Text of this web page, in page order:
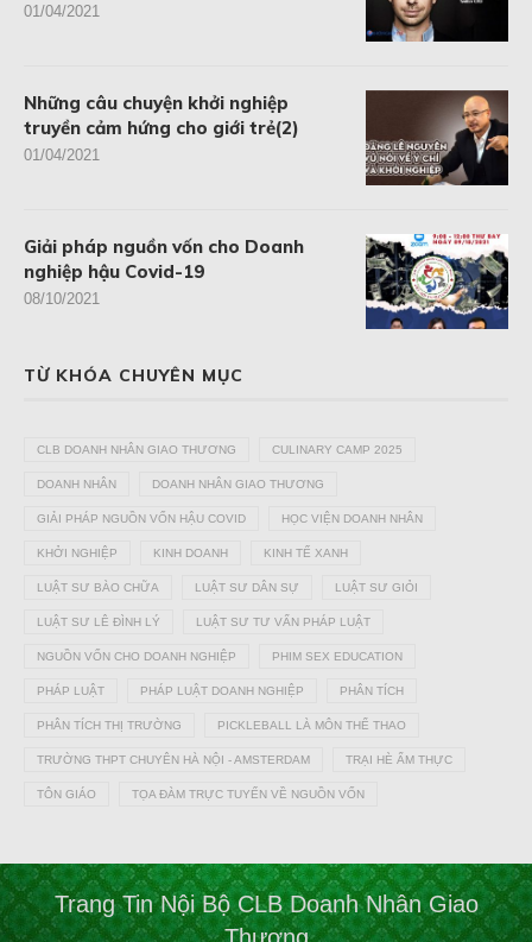
01/04/2021
Những câu chuyện khởi nghiệp
truyền cảm hứng cho giới trẻ(2)
01/04/2021
Giải pháp nguồn vốn cho Doanh
nghiệp hậu Covid-19
08/10/2021
TỪ KHÓA CHUYÊN MỤC
CLB DOANH NHÂN GIAO THƯƠNG CULINARY CAMP 2025
DOANH NHÂN DOANH NHÂN GIAO THƯƠNG
GIẢI PHÁP NGUỒN VỐN HẬU COVID HỌC VIỆN DOANH NHÂN
KHỞI NGHIỆP KINH DOANH KINH TẾ XANH
LUẬT SƯ BÀO CHỮA LUẬT SƯ DÂN SỰ LUẬT SƯ GIỎI
LUẬT SƯ LÊ ĐÌNH LÝ LUẬT SƯ TƯ VẤN PHÁP LUẬT
NGUỒN VỐN CHO DOANH NGHIỆP PHIM SEX EDUCATION
PHÁP LUẬT PHÁP LUẬT DOANH NGHIỆP PHÂN TÍCH
PHÂN TÍCH THỊ TRƯỜNG PICKLEBALL LÀ MÔN THỂ THAO
TRƯỜNG THPT CHUYÊN HÀ NỘI - AMSTERDAM TRẠI HÈ ẨM THỰC
TÔN GIÁO TỌA ĐÀM TRỰC TUYẾN VỀ NGUỒN VỐN
Trang Tin Nội Bộ CLB Doanh Nhân Giao